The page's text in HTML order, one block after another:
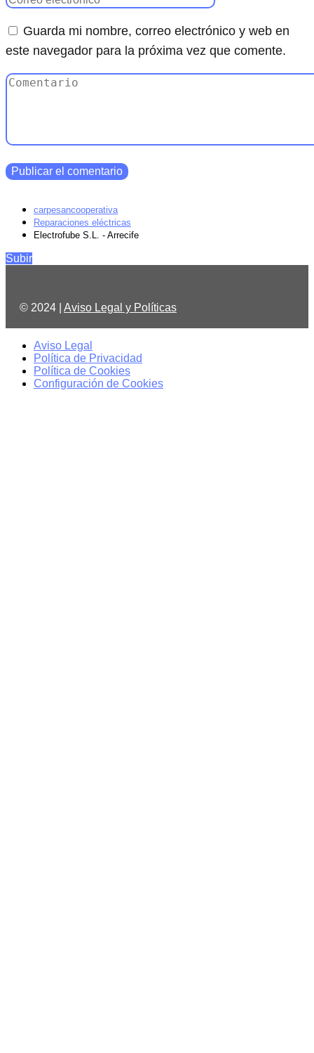
Guarda mi nombre, correo electrónico y web en
este navegador para la próxima vez que comente.
carpesancooperativa
Reparaciones eléctricas
Electrofube S.L. - Arrecife
Subir
© 2024 | Aviso Legal y Políticas
Aviso Legal
Política de Privacidad
Política de Cookies
Configuración de Cookies